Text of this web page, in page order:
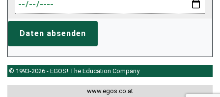
Daten absenden
© 1993-2026 - EGOS! The Education Company
www.egos.co.at